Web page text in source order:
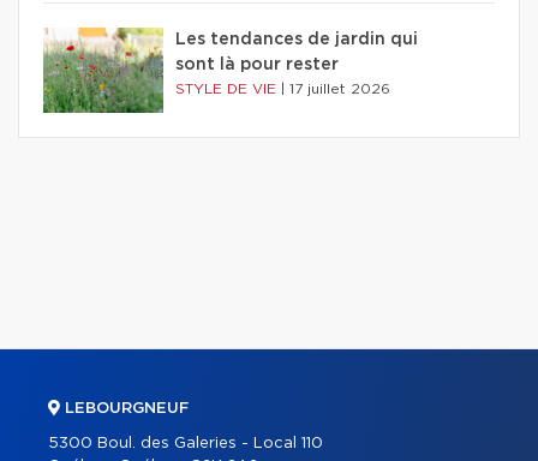
Les tendances de jardin qui
sont là pour rester
STYLE DE VIE 17 juillet 2026
LEBOURGNEUF
5300 Boul. des Galeries - Local 110